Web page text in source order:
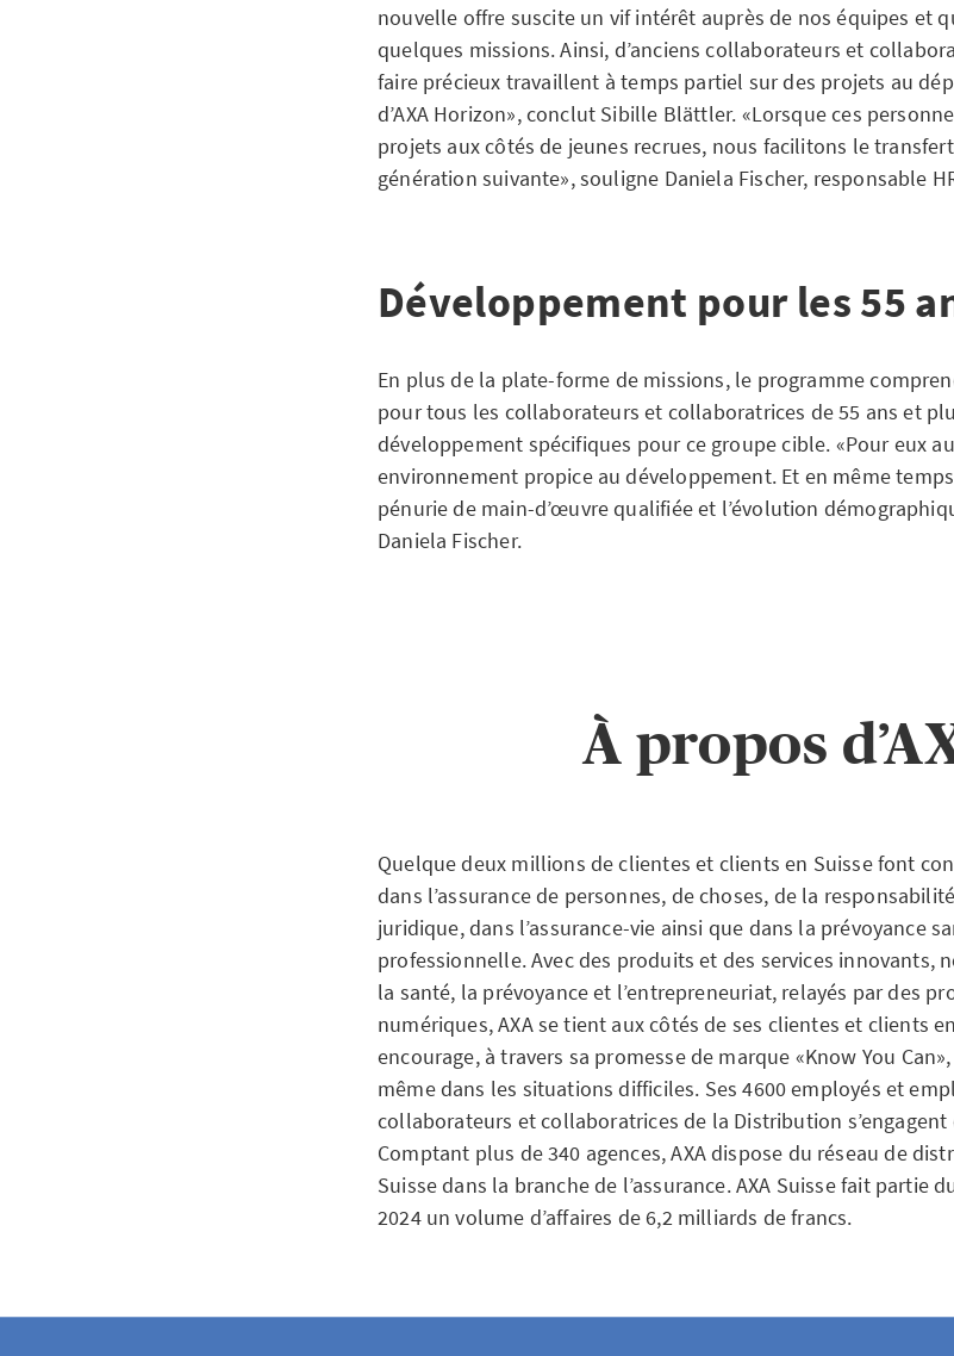
nouvelle offre suscite un vif intérêt auprès de nos équipes et
quelques missions. Ainsi, d’anciens collaborateurs et
faire précieux travaillent à temps partiel sur des projets au
d’AXA Horizon», conclut Sibille Blättler. «Lorsque ces
projets aux côtés de jeunes recrues, nous facilitons le
génération suivante», souligne Daniela Fischer, responsable
Développement pour les 55
En plus de la plate-forme de missions, le programme
pour tous les collaborateurs et collaboratrices de 55 ans et
développement spécifiques pour ce groupe cible. «Pour eux
environnement propice au développement. Et en même
pénurie de main-d’œuvre qualifiée et l’évolution
Daniela Fischer.
À propos
Quelque deux millions de clientes et clients en Suisse font
dans l’assurance de personnes, de choses, de la
juridique, dans l’assurance-vie ainsi que dans la prévoyance
professionnelle. Avec des produits et des services innovants,
la santé, la prévoyance et l’entrepreneuriat, relayés par des
numériques, AXA se tient aux côtés de ses clientes et clients
encourage, à travers sa promesse de marque «Know You
même dans les situations difficiles. Ses 4600 employés et
collaborateurs et collaboratrices de la Distribution
Comptant plus de 340 agences, AXA dispose du réseau de
Suisse dans la branche de l’assurance. AXA Suisse fait partie
2024 un volume d’affaires de 6,2 milliards de francs.